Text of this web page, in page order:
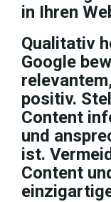
in Ihren
Qualitativ
Google
positiv.
Content
und
ist.
Content